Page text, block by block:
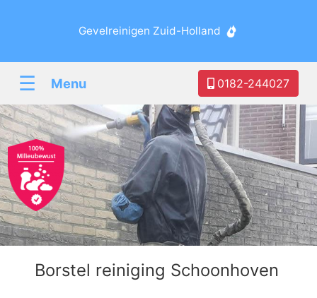
Gevelreinigen Zuid-Holland
☰ Menu 0182-244027
Borstel reiniging Schoonhoven